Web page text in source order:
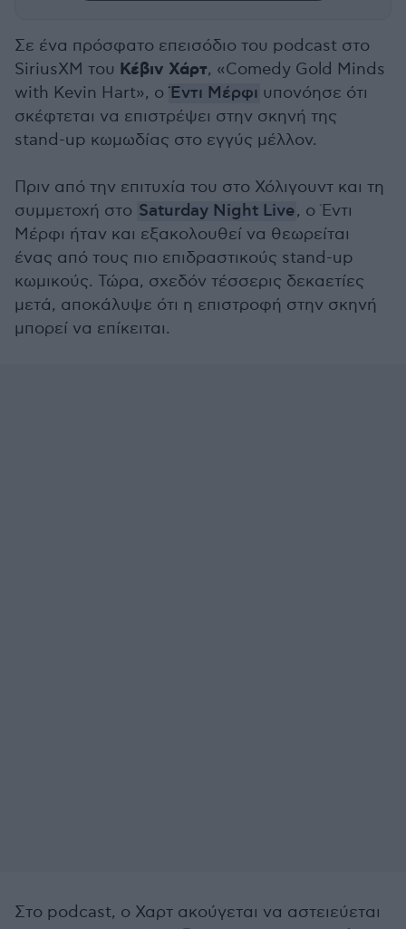
Σε ένα πρόσφατο επεισόδιο του podcast στο
SiriusXM του Κέβιν Χάρτ, «Comedy Gold Minds
with Kevin Hart», οΈντι Μέρφι υπονόησε ότι
σκέφτεται να επιστρέψει στην σκηνή της
stand-up κωμωδίας στο εγγύς μέλλον.
Πριν από την επιτυχία του στο Χόλιγουντ και τη
συμμετοχή στο Saturday Night Live, ο Έντι
Μέρφι ήταν και εξακολουθεί να θεωρείται
ένας από τους πιο επιδραστικούς stand-up
κωμικούς. Τώρα, σχεδόν τέσσερις δεκαετίες
μετά, αποκάλυψε ότι η επιστροφή στην σκηνή
μπορεί να επίκειται.
Στο podcast, ο Χαρτ ακούγεται να αστειεύεται